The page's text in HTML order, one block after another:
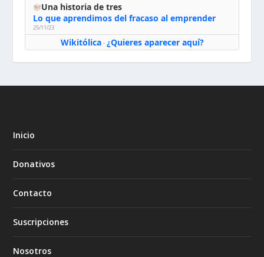
Una historia de tres
Lo que aprendimos del fracaso al emprender
25/11/23
Wikitólica· ¿Quieres aparecer aquí?
Inicio
Donativos
Contacto
Suscripciones
Nosotros